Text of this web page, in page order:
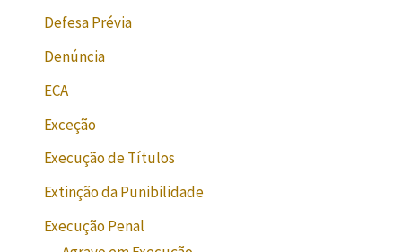
Defesa Prévia
Denúncia
ECA
Exceção
Execução de Títulos
Extinção da Punibilidade
Execução Penal